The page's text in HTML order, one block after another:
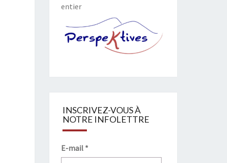
entier
INSCRIVEZ-VOUS À
NOTRE INFOLETTRE
E-mail *